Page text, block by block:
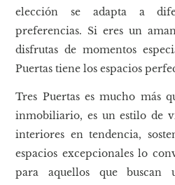
elección se adapta a
preferencias. Si eres un
disfrutas de momentos
Puertas tiene los espacios
Tres Puertas es mucho más
inmobiliario, es un estilo de
interiores en tendencia,
espacios excepcionales lo
para aquellos que buscan